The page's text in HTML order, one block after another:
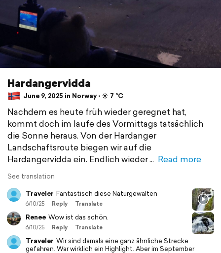
Hardangervidda
June 9, 2025 in Norway ⋅ ☀️ 7 °C
Nachdem es heute früh wieder geregnet hat,
kommt doch im laufe des Vormittags tatsächlich
die Sonne heraus. Von der Hardanger
Landschaftsroute biegen wir auf die
Hardangervidda ein. Endlich wieder
Read more
See translation
Traveler Fantastisch diese Naturgewalten
6/10/25 Reply Translate
Renee Wow ist das schön.
6/10/25 Reply Translate
Traveler Wir sind damals eine ganz ähnliche Strecke
gefahren. War wirklich ein Highlight. Aber im September